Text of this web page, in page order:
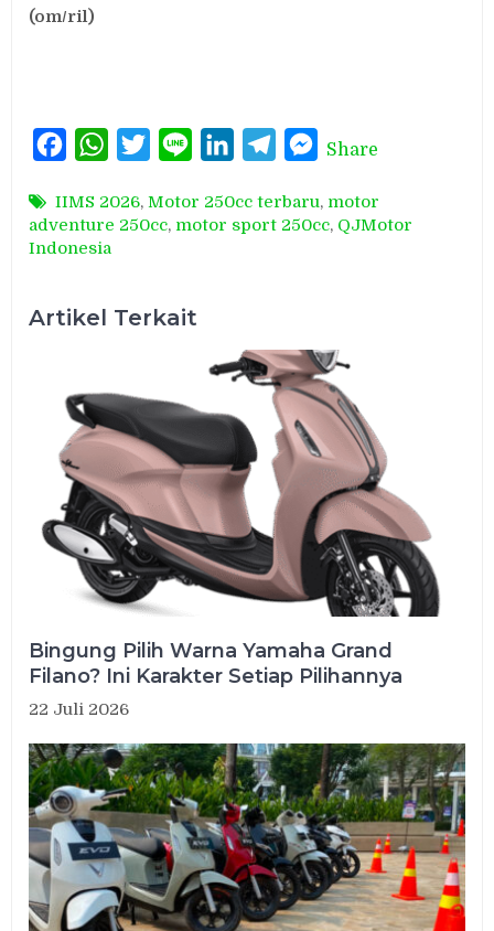
(om/ril)
FacebookWhatsAppTwitterLine LinkedInTelegramMessenger
Share
IIMS 2026,Motor 250cc terbaru, motor
adventure 250cc, motor sport 250cc, QJMotor
Indonesia
Artikel Terkait
Bingung Pilih Warna Yamaha Grand
Filano? Ini Karakter Setiap Pilihannya
22 Juli 2026